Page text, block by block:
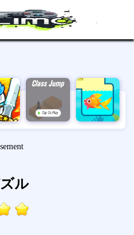
ル